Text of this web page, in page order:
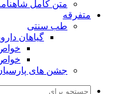
متن کامل
متفرقه
طب سنتی
گیاهان
جشن های